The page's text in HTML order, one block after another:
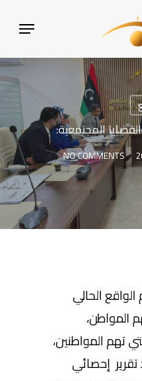
MENU
المجتمعية:
NO COMMENTS
الحالي
المواطن،
تهم المواطنين،
تقرير إحصائي